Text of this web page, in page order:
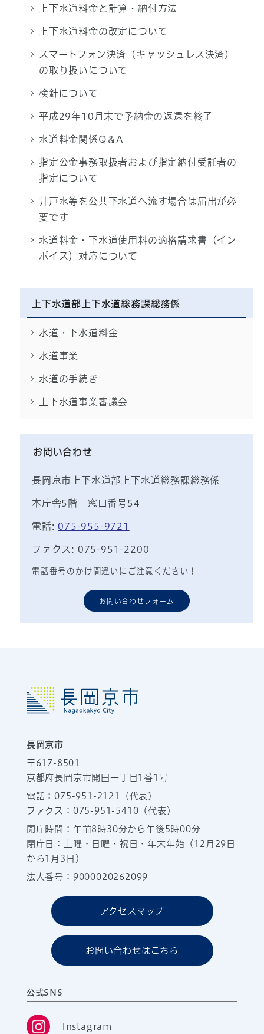
上下水道料金と計算・納付方法
上下水道料金の改定について
スマートフォン決済（キャッシュレス決済）
の取り扱いについて
検針について
平成29年10月末で予納金の返還を終了
水道料金関係Q＆A
指定公金事務取扱者および指定納付受託者の
指定について
井戸水等を公共下水道へ流す場合は届出が必
要です
水道料金・下水道使用料の適格請求書（イン
ボイス）対応について
上下水道部上下水道総務課総務係
水道・下水道料金
水道事業
水道の手続き
上下水道事業審議会
お問い合わせ
長岡京市上下水道部上下水道総務課総務係
本庁舎5階 窓口番号54
電話: 075-955-9721
ファクス: 075-951-2200
電話番号のかけ間違いにご注意ください！
お問い合わせフォーム
長岡京市
〒617-8501
京都府長岡京市開田一丁目1番1号
電話：075-951-2121
（代表）
ファクス：075-951-5410（代表）
開庁時間：午前8時30分から午後5時00分
閉庁日：土曜・日曜・祝日・年末年始（12月29日
から1月3日）
法人番号：9000020262099
アクセスマップ
お問い合わせはこちら
公式SNS
Instagram